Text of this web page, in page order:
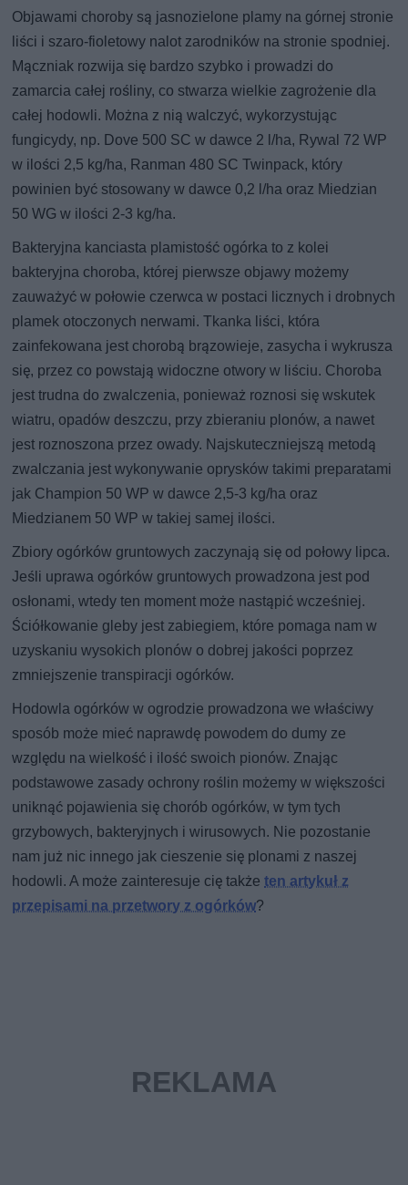
Objawami choroby są jasnozielone plamy na górnej stronie
liści i szaro-fioletowy nalot zarodników na stronie spodniej.
Mączniak rozwija się bardzo szybko i prowadzi do
zamarcia całej rośliny, co stwarza wielkie zagrożenie dla
całej hodowli. Można z nią walczyć, wykorzystując
fungicydy, np. Dove 500 SC w dawce 2 l/ha, Rywal 72 WP
w ilości 2,5 kg/ha, Ranman 480 SC Twinpack, który
powinien być stosowany w dawce 0,2 l/ha oraz Miedzian
50 WG w ilości 2-3 kg/ha.
Bakteryjna kanciasta plamistość ogórka to z kolei
bakteryjna choroba, której pierwsze objawy możemy
zauważyć w połowie czerwca w postaci licznych i drobnych
plamek otoczonych nerwami. Tkanka liści, która
zainfekowana jest chorobą brązowieje, zasycha i wykrusza
się, przez co powstają widoczne otwory w liściu. Choroba
jest trudna do zwalczenia, ponieważ roznosi się wskutek
wiatru, opadów deszczu, przy zbieraniu plonów, a nawet
jest roznoszona przez owady. Najskuteczniejszą metodą
zwalczania jest wykonywanie oprysków takimi preparatami
jak Champion 50 WP w dawce 2,5-3 kg/ha oraz
Miedzianem 50 WP w takiej samej ilości.
Zbiory ogórków gruntowych zaczynają się od połowy lipca.
Jeśli uprawa ogórków gruntowych prowadzona jest pod
osłonami, wtedy ten moment może nastąpić wcześniej.
Ściółkowanie gleby jest zabiegiem, które pomaga nam w
uzyskaniu wysokich plonów o dobrej jakości poprzez
zmniejszenie transpiracji ogórków.
Hodowla ogórków w ogrodzie prowadzona we właściwy
sposób może mieć naprawdę powodem do dumy ze
względu na wielkość i ilość swoich pionów. Znając
podstawowe zasady ochrony roślin możemy w większości
uniknąć pojawienia się chorób ogórków, w tym tych
grzybowych, bakteryjnych i wirusowych. Nie pozostanie
nam już nic innego jak cieszenie się plonami z naszej
hodowli. A może zainteresuje cię takżeten artykuł z
przepisami na przetwory z ogórków?